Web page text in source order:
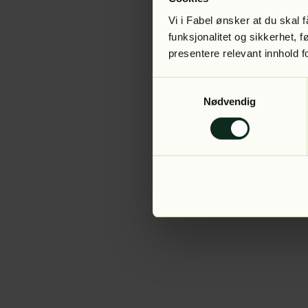
Vi i Fabel ønsker at du skal
funksjonalitet og sikkerhet,
presentere relevant innhold
Nødvendig
Application